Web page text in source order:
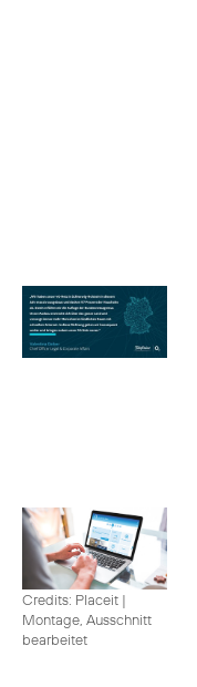
Credits: Placeit |
Montage, Ausschnitt
bearbeitet